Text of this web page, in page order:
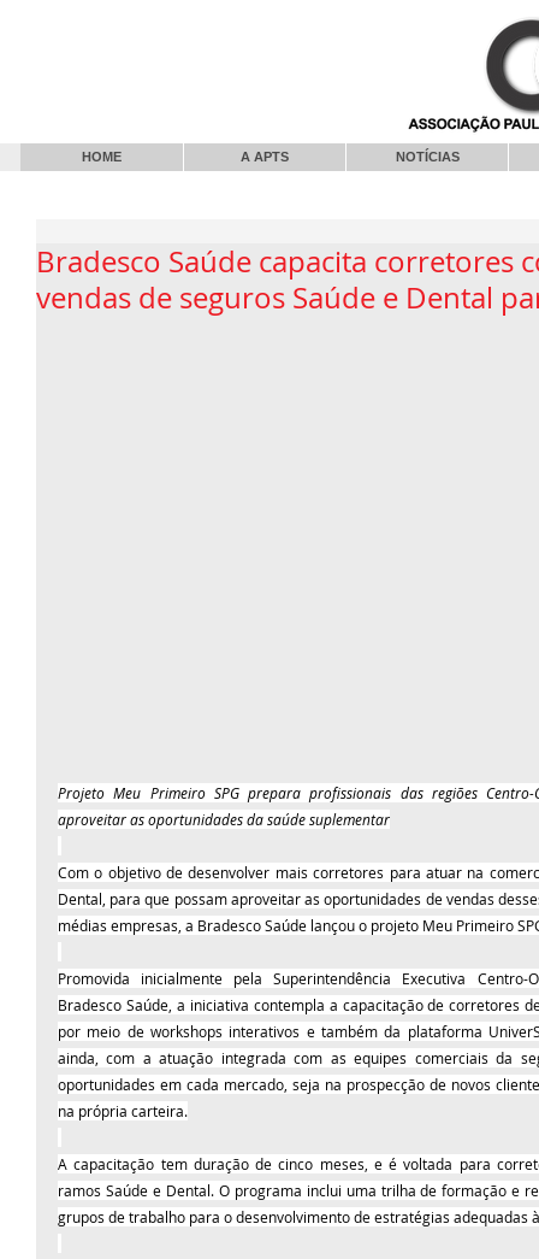
HOME A APTS NOTÍCIAS
Bradesco Saúde capacita corretores
vendas de seguros Saúde e Dental
Projeto Meu Primeiro SPG prepara profissionais das regiões
aproveitar as oportunidades da saúde suplementar
Com o objetivo de desenvolver mais corretores para atuar na
Dental, para que possam aproveitar as oportunidades de vendas
médias empresas, a Bradesco Saúde lançou o projeto Meu Primeiro
Promovida inicialmente pela Superintendência Executiva
Bradesco Saúde, a iniciativa contempla a capacitação de corretores
por meio de workshops interativos e também da plataforma
ainda, com a atuação integrada com as equipes comerciais da
oportunidades em cada mercado, seja na prospecção de novos
na própria carteira.
A capacitação tem duração de cinco meses, e é voltada para
ramos Saúde e Dental. O programa inclui uma trilha de formação e
grupos de trabalho para o desenvolvimento de estratégias adequadas